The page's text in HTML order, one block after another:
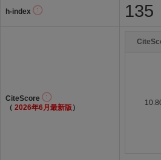
h-index 135
CiteScore
（ 2026年6月最新版 ）